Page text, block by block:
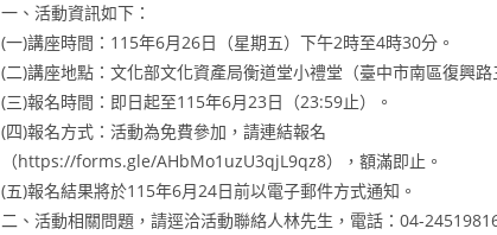
一、活動資訊如下：
(一)講座時間：115年6月26日（星期五）下午2時至4時30分。
(二)講座地點：文化部文化資產局衡道堂小禮堂（臺中市南區復興路
(三)報名時間：即日起至115年6月23日（23:59止）。
(四)報名方式：活動為免費參加，請連結報名
（https://forms.gle/AHbMo1uzU3qjL9qz8），額滿即止。
(五)報名結果將於115年6月24日前以電子郵件方式通知。
二、活動相關問題，請逕洽活動聯絡人林先生，電話：04-